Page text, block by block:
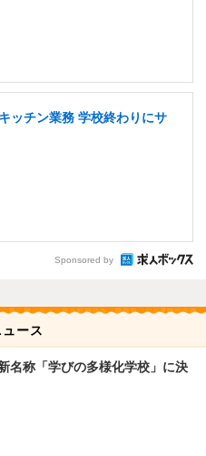
ッチン業務 学校終わりにサ
Sponsored by
ース
名称「学びの多様化学校」に決